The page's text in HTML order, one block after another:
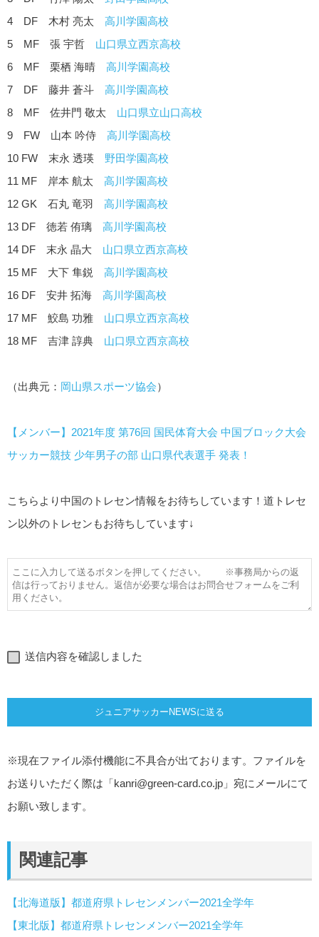
4 DF 木村 亮太 高川学園高校
5 MF 張 宇哲 山口県立西京高校
6 MF 栗栖 海晴 高川学園高校
7 DF 藤井 蒼斗 高川学園高校
8 MF 佐井門 敬太 山口県立山口高校
9 FW 山本 吟侍 高川学園高校
10 FW 末永 透瑛 野田学園高校
11 MF 岸本 航太 高川学園高校
12 GK 石丸 竜羽 高川学園高校
13 DF 徳若 侑璃 高川学園高校
14 DF 末永 晶大 山口県立西京高校
15 MF 大下 隼鋭 高川学園高校
16 DF 安井 拓海 高川学園高校
17 MF 鮫島 功雅 山口県立西京高校
18 MF 吉津 諄典 山口県立西京高校
（出典元： 岡山県スポーツ協会）
【メンバー】2021年度 第76回 国民体育大会 中国ブロック大会
サッカー競技 少年男子の部 山口県代表選手 発表！
こちらより中国のトレセン情報をお待ちしています！道トレセ
ン以外のトレセンもお待ちしています↓
送信内容を確認しました
※現在ファイル添付機能に不具合が出ております。ファイルを
お送りいただく際は「 kanri@green-card.co.jp 」宛にメールにて
お願い致します。
関連記事
【北海道版】都道府県トレセンメンバー2021全学年
【東北版】都道府県トレセンメンバー2021全学年